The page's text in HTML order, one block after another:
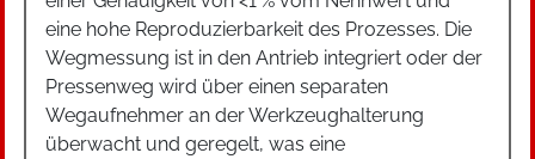
eine hohe Reproduzierbarkeit des Prozesses. Die
Wegmessung ist in den Antrieb integriert oder der
Pressenweg wird über einen separaten
Wegaufnehmer an der Werkzeughalterung
überwacht und geregelt, was eine